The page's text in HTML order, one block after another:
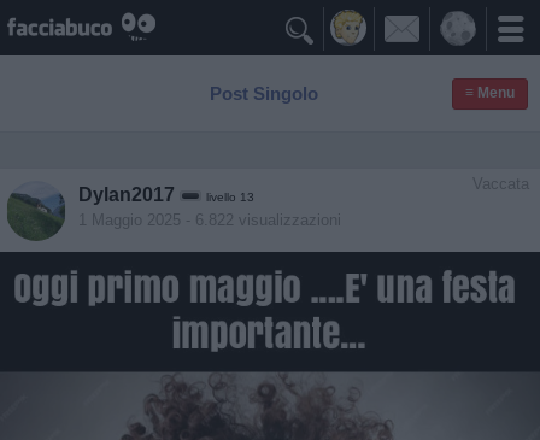

Post Singolo ≡ Menu
Vaccata
Dylan2017 livello 13
1 Maggio 2025 - 6.822 visualizzazioni